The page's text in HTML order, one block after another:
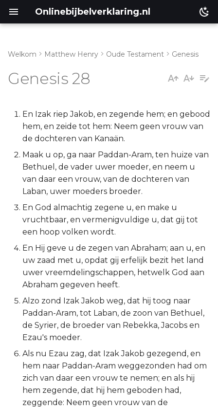
Onlinebijbelverklaring.nl
Genesis 28:6-9
Genesis 28:10-15
Genesis 28:16-22
Lukas
Johannes
Handelingen
Romeinen
1 Korinthe
2 Korinthe
Galaten
Éfeze
Filipenzen
Kolossenzen
1 Thessalonicenzen
2 Thessalonicenzen
1 Timótheüs
Welkom Matthew Henry Oude Testament Genesis
Genesis 28
En Izak riep Jakob, en zegende hem; en gebood
hem, en zeide tot hem: Neem geen vrouw van
de dochteren van Kanaän.
Maak u op, ga naar Paddan-Aram, ten huize van
Bethuel, de vader uwer moeder, en neem u
van daar een vrouw, van de dochteren van
Laban, uwer moeders broeder.
En God almachtig zegene u, en make u
vruchtbaar, en vermenigvuldige u, dat gij tot
een hoop volken wordt.
En Hij geve u de zegen van Abraham; aan u, en
uw zaad met u, opdat gij erfelijk bezit het land
uwer vreemdelingschappen, hetwelk God aan
Abraham gegeven heeft.
Alzo zond Izak Jakob weg, dat hij toog naar
Paddan-Aram, tot Laban, de zoon van Bethuel,
de Syrier, de broeder van Rebekka, Jacobs en
Ezau's moeder.
Als nu Ezau zag, dat Izak Jakob gezegend, en
hem naar Paddan-Aram weggezonden had om
zich van daar een vrouw te nemen; en als hij
hem zegende, dat hij hem geboden had,
zeggende: Neem geen vrouw van de